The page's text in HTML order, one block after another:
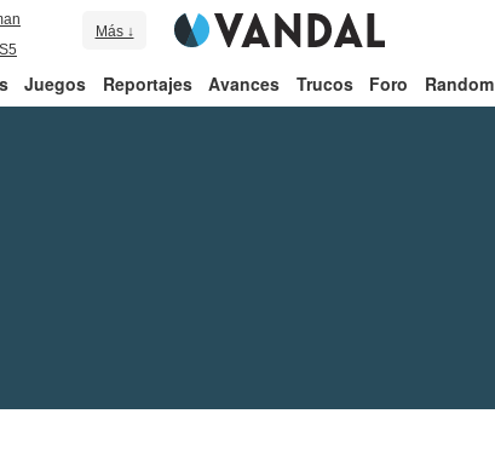
Más ↓
Juegos Reportajes Avances Trucos Foro Random